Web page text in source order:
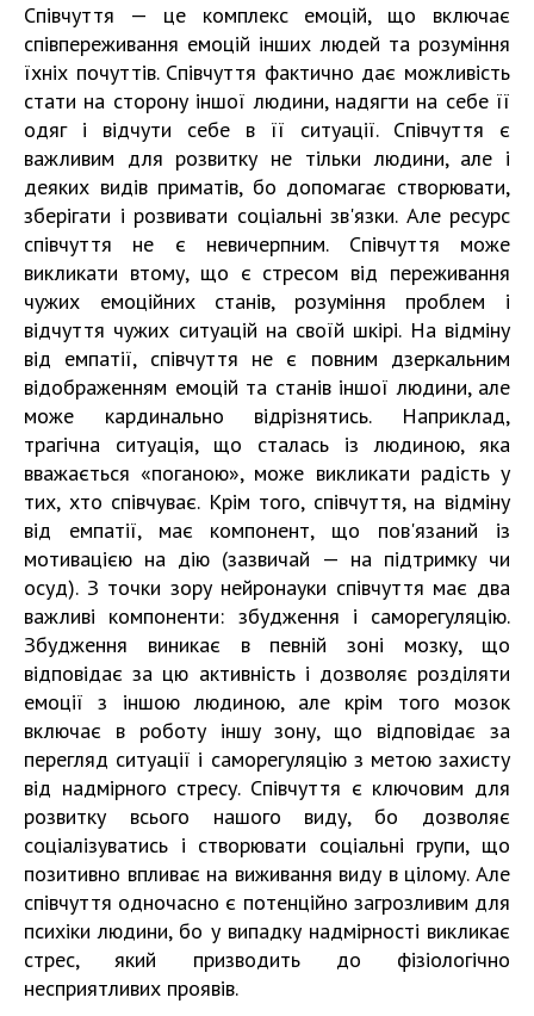
Співчуття — це комплекс емоцій, що включає
співпереживання емоцій інших людей та розуміння
їхніх почуттів. Співчуття фактично дає можливість
стати на сторону іншої людини, надягти на себе її
одяг і відчути себе в її ситуації. Співчуття є
важливим для розвитку не тільки людини, але і
деяких видів приматів, бо допомагає створювати,
зберігати і розвивати соціальні зв'язки. Але ресурс
співчуття не є невичерпним. Співчуття може
викликати втому, що є стресом від переживання
чужих емоційних станів, розуміння проблем і
відчуття чужих ситуацій на своїй шкірі. На відміну
від емпатії, співчуття не є повним дзеркальним
відображенням емоцій та станів іншої людини, але
може кардинально відрізнятись. Наприклад,
трагічна ситуація, що сталась із людиною, яка
вважається «поганою», може викликати радість у
тих, хто співчуває. Крім того, співчуття, на відміну
від емпатії, має компонент, що пов'язаний із
мотивацією на дію (зазвичай — на підтримку чи
осуд). З точки зору нейронауки співчуття має два
важливі компоненти: збудження і саморегуляцію.
Збудження виникає в певній зоні мозку, що
відповідає за цю активність і дозволяє розділяти
емоції з іншою людиною, але крім того мозок
включає в роботу іншу зону, що відповідає за
перегляд ситуації і саморегуляцію з метою захисту
від надмірного стресу. Співчуття є ключовим для
розвитку всього нашого виду, бо дозволяє
соціалізуватись і створювати соціальні групи, що
позитивно впливає на виживання виду в цілому. Але
співчуття одночасно є потенційно загрозливим для
психіки людини, бо у випадку надмірності викликає
стрес, який призводить до фізіологічно
несприятливих проявів.